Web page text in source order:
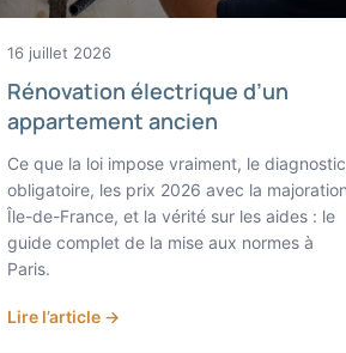
16 juillet 2026
Rénovation électrique d’un
appartement ancien
Ce que la loi impose vraiment, le diagnostic
obligatoire, les prix 2026 avec la
Île-de-France, et la vérité sur les aides : le
guide complet de la mise aux normes à
Paris.
Lire l’article →